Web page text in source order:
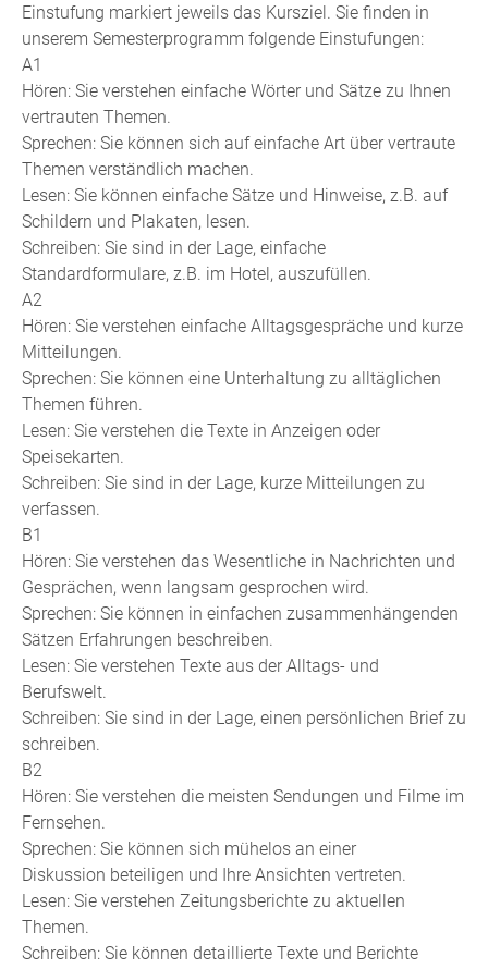
Einstufung markiert jeweils das Kursziel. Sie finden in
unserem Semesterprogramm folgende Einstufungen:
A1
Hören: Sie verstehen einfache Wörter und Sätze zu Ihnen
vertrauten Themen.
Sprechen: Sie können sich auf einfache Art über vertraute
Themen verständlich machen.
Lesen: Sie können einfache Sätze und Hinweise, z.B. auf
Schildern und Plakaten, lesen.
Schreiben: Sie sind in der Lage, einfache
Standardformulare, z.B. im Hotel, auszufüllen.
A2
Hören: Sie verstehen einfache Alltagsgespräche und kurze
Mitteilungen.
Sprechen: Sie können eine Unterhaltung zu alltäglichen
Themen führen.
Lesen: Sie verstehen die Texte in Anzeigen oder
Speisekarten.
Schreiben: Sie sind in der Lage, kurze Mitteilungen zu
verfassen.
B1
Hören: Sie verstehen das Wesentliche in Nachrichten und
Gesprächen, wenn langsam gesprochen wird.
Sprechen: Sie können in einfachen zusammenhängenden
Sätzen Erfahrungen beschreiben.
Lesen: Sie verstehen Texte aus der Alltags- und
Berufswelt.
Schreiben: Sie sind in der Lage, einen persönlichen Brief zu
schreiben.
B2
Hören: Sie verstehen die meisten Sendungen und Filme im
Fernsehen.
Sprechen: Sie können sich mühelos an einer
Diskussion beteiligen und Ihre Ansichten vertreten.
Lesen: Sie verstehen Zeitungsberichte zu aktuellen
Themen.
Schreiben: Sie können detaillierte Texte und Berichte